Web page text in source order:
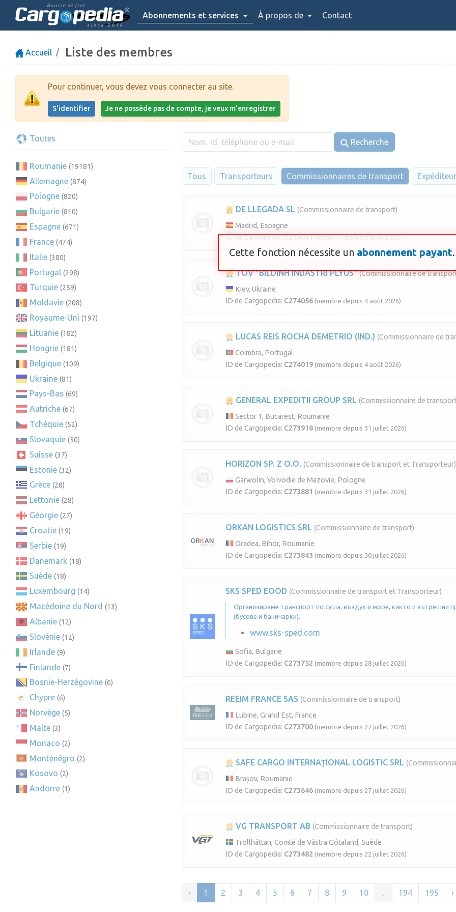
Bourse de fret
since 2014
Abonnements et services À propos de Contact
Accueil Liste des membres
Pour continuer, vous devez vous connecter au site.
S'identifier Je ne possède pas de compte, je veux m'enregistrer
Toutes
Roumanie (19181)
Allemagne (874)
Pologne (820)
Bulgarie (810)
Espagne (671)
France (474)
Italie (380)
Portugal (298)
Turquie (259)
Moldavie (208)
Royaume-Uni (197)
Lituanie (182)
Hongrie (181)
Belgique (109)
Ukraine (81)
Pays-Bas (69)
Autriche (67)
Tchéquie (52)
Slovaquie (50)
Suisse (37)
Estonie (32)
Grèce (28)
Lettonie (28)
Géorgie (27)
Croatie (19)
Serbie (19)
Danemark (18)
Suède (18)
Luxembourg (14)
Macédoine du Nord (13)
Albanie (12)
Slovénie (12)
Irlande (9)
Finlande (7)
Bosnie-Herzégovine (6)
Chypre (6)
Norvège (5)
Malte (3)
Monaco (2)
Monténégro (2)
Kosovo (2)
Andorre (1)
Recherche
Tous Transporteurs Commissionnaires de transport
DE LLEGADA SL (Commissionnaire de transport)
Madrid, Espagne
ID de Cargopedia:C274091 (membre depuis 5 août 2026)
TOV "BILDINH INDASTRI PLYUS" (Commissionnaire de
Kiev, Ukraine
ID de Cargopedia: C274056 (membre depuis 4 août 2026)
LUCAS REIS ROCHA DEMETRIO (IND.) (Commissionnaire de
Coimbra, Portugal
ID de Cargopedia: C274019 (membre depuis 4 août 2026)
GENERAL EXPEDITII GROUP SRL (Commissionnaire de
Sector 1, Bucarest, Roumanie
ID de Cargopedia: C273918 (membre depuis 31 juillet 2026)
HORIZON SP. Z O.O. (Commissionnaire de transport et Transporteur)
Garwolin, Voïvodie de Mazovie, Pologne
ID de Cargopedia: C273881 (membre depuis 31 juillet 2026)
ORKAN LOGISTICS SRL (Commissionnaire de transport)
Oradea, Bihor, Roumanie
ID de Cargopedia: C273843 (membre depuis 30 juillet 2026)
SKS SPED EOOD (Commissionnaire de transport et Transporteur)
Организираме транспорт по суша, въздух и море, както и вътрешни
(бусове и баничарки).
www.sks-sped.com
Sofia, Bulgarie
ID de Cargopedia: C273752 (membre depuis 28 juillet 2026)
REEIM FRANCE SAS (Commissionnaire de transport)
Lubine, Grand Est, France
ID de Cargopedia: C273700 (membre depuis 27 juillet 2026)
SAFE CARGO INTERNAȚIONAL LOGISTIC SRL
Brașov, Roumanie
ID de Cargopedia: C273646 (membre depuis 27 juillet 2026)
VG TRANSPORT AB (Commissionnaire de transport)
Trollhättan, Comté de Västra Götaland, Suède
ID de Cargopedia: C273482 (membre depuis 22 juillet 2026)
‹ 1 2 3 4 5 6 7 8 9 10 ... 194 195 ›
Cette fonction nécessite un abonnement payant.